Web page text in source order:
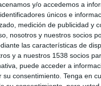
y/o accedemos a
únicos e
medición de publicidad y
nosotros y nuestros socios
las características de
y a nuestros 1538 socios
puede acceder a
consentimiento. Tenga en
VS
5
COMPETICIONES